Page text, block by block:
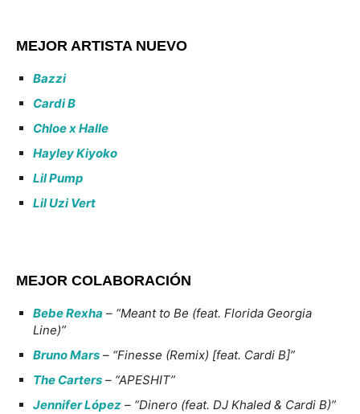
MEJOR ARTISTA NUEVO
Bazzi
Cardi B
Chloe x Halle
Hayley Kiyoko
Lil Pump
Lil Uzi Vert
MEJOR COLABORACIÓN
Bebe Rexha – “Meant to Be (feat. Florida Georgia
Line)”
Bruno Mars – “Finesse (Remix) [feat. Cardi B]”
The Carters – “APESHIT”
Jennifer López – “Dinero (feat. DJ Khaled & Cardi B)”